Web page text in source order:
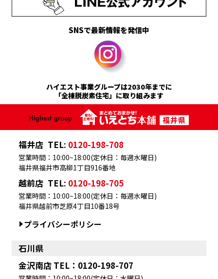
SNSで最新情報を発信中
ハイエスト事業グループは2030年までに
「全棟脱炭素住宅」に取り組みます
福井店 TEL: 0120-198-708
福井県福井市高柳1丁目916番地
営業時間：10:00~18:00(定休日：毎週水曜日)
越前店 TEL: 0120-198-705
福井県越前市芝原4丁目10番18号
営業時間：10:00~18:00(定休日：毎週水曜日)
プライバシーポリシー
石川県
金沢南店 TEL：0120-198-707